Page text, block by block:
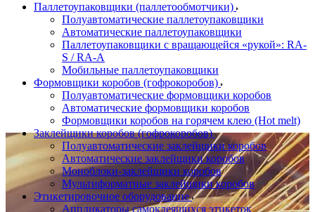
Паллетоупаковщики (паллетообмотчики)
Полуавтоматические паллетоупаковщики
Автоматические паллетоупаковщики
Паллетоупаковщики с вращающейся «рукой»: RA-
S / RA-A
Мобильные паллетоупаковщики
Формовщики коробов (гофрокоробов)
Полуавтоматические формовщики коробов
Автоматические формовщики коробов
Формовщики коробов на горячем клею (Hot melt)
Заклейщики коробов (гофрокоробов)
Полуавтоматические заклейщики коробов
Автоматические заклейщики коробов
Моноблоки-заклейщики коробов
Мультиформатные заклейщики коробов
Этикетировочное оборудование
Аппликаторы самоклеящихся этикеток